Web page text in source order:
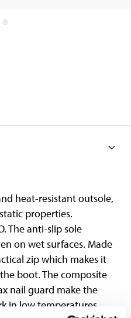
heat-resistant outsole,
properties.
The anti-slip sole
on wet surfaces. Made
zip which makes it
boot. The composite
nail guard make the
in low temperatures.